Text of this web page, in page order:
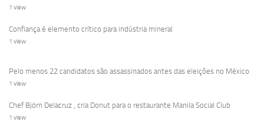
1 view
Confiança é elemento crítico para indústria mineral
1 view
Pelo menos 22 candidatos são assassinados antes das eleições no México
1 view
Chef Björn Delacruz , cria Donut para o restaurante Manila Social Club
1 view